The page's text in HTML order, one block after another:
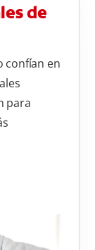
de
confían en
para